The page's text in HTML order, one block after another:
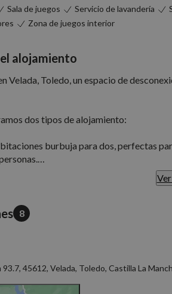
Sala de juegos Servicio de lavandería
Zona de juegos interior
alojamiento
Velada, Toledo, un espacio de
dos tipos de alojamiento:
burbuja para dos, perfectas
son una tienda safari para hasta
se pueden disfrutar de variedad de
en un espacio natural protegido
8
45612, Velada, Toledo, Castilla La